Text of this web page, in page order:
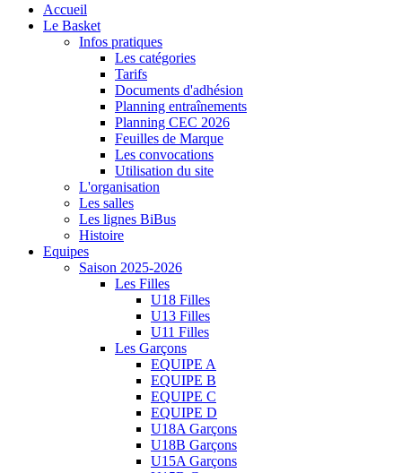
Accueil
Le Basket
Infos pratiques
Les catégories
Tarifs
Documents d'adhésion
Planning entraînements
Planning CEC 2026
Feuilles de Marque
Les convocations
Utilisation du site
L'organisation
Les salles
Les lignes BiBus
Histoire
Equipes
Saison 2025-2026
Les Filles
U18 Filles
U13 Filles
U11 Filles
Les Garçons
EQUIPE A
EQUIPE B
EQUIPE C
EQUIPE D
U18A Garçons
U18B Garçons
U15A Garçons